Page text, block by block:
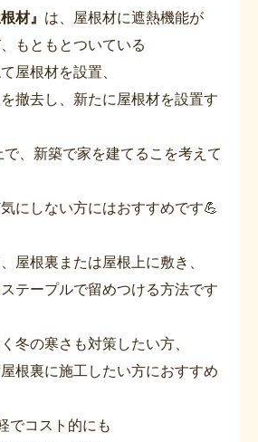
材』 は、屋根材に遮熱機能が
もともとついている
屋根材を設置、
撤去し、新たに屋根材を設置す
、新築で家を建てるこを考えて
にしない方にはおすすめです💪
屋根裏または屋根上に敷き、
テープルで留めつける方法です
冬の寒さも対策したい方、
根裏に施工したい方におすすめ
でコスト的にも